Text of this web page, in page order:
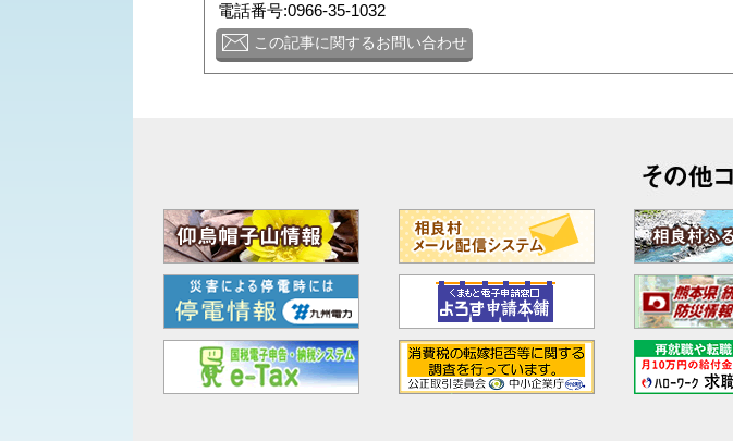
電話番号:0966-35-1032
この記事に関するお問い合わせ